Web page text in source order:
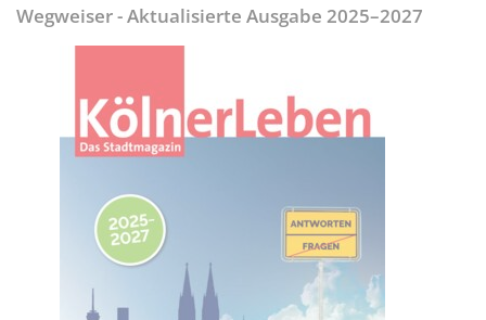
Wegweiser - Aktualisierte Ausgabe 2025–2027